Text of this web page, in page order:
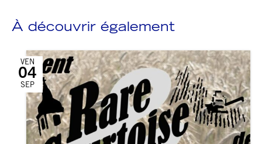
À découvrir également
VEN
04
SEP